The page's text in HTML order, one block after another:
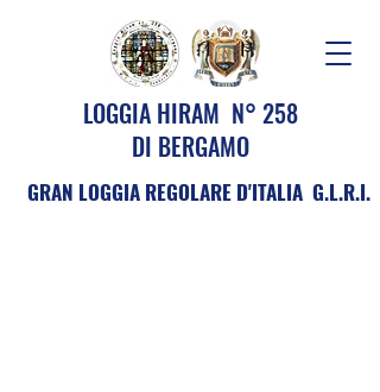
LOGGIA HIRAM N° 258
DI BERGAMO
GRAN LOGGIA REGOLARE D'ITALIA G.L.R.I.